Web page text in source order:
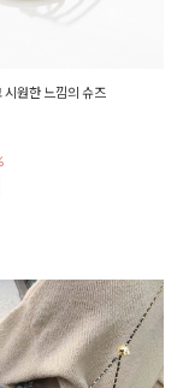
시원한 느낌의 슈즈